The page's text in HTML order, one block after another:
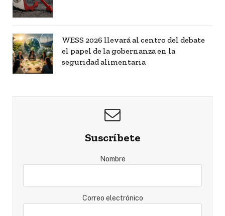
WESS 2026 llevará al centro del debate
el papel de la gobernanza en la
seguridad alimentaria
Suscríbete
Nombre
Correo electrónico